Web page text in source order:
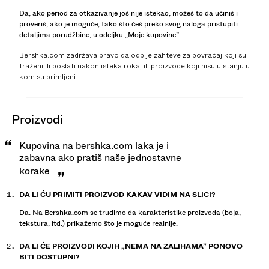
Da, ako period za otkazivanje još nije istekao, možeš to da učiniš i
proveriš, ako je moguće, tako što ćeš preko svog naloga pristupiti
detaljima porudžbine, u odeljku „Moje kupovine”.
Bershka.com zadržava pravo da odbije zahteve za povraćaj koji su
traženi ili poslati nakon isteka roka, ili proizvode koji nisu u stanju u
kom su primljeni.
proizvodi
Kupovina na bershka.com laka je i
zabavna ako pratiš naše jednostavne
korake
DA LI ĆU PRIMITI PROIZVOD KAKAV VIDIM NA SLICI?
Da. Na Bershka.com se trudimo da karakteristike proizvoda (boja,
tekstura, itd.) prikažemo što je moguće realnije.
DA LI ĆE PROIZVODI KOJIH „NEMA NA ZALIHAMA” PONOVO
BITI DOSTUPNI?